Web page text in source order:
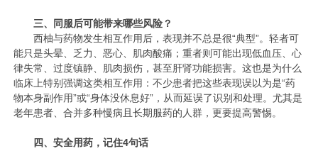
三、同服后可能带来哪些风险？
西柚与药物发生相互作用后，表现并不总是很“典型”。轻者可
能只是头晕、乏力、恶心、肌肉酸痛；重者则可能出现低血压、心
律失常、过度镇静、肌肉损伤，甚至肝肾功能损害。这也是为什么
临床上特别强调这类相互作用：不少患者把这些表现误以为是“药
物本身副作用”或“身体没休息好”，从而延误了识别和处理。尤其是
老年患者、合并多种慢病且长期服药的人群，更要提高警惕。
四、安全用药，记住4句话